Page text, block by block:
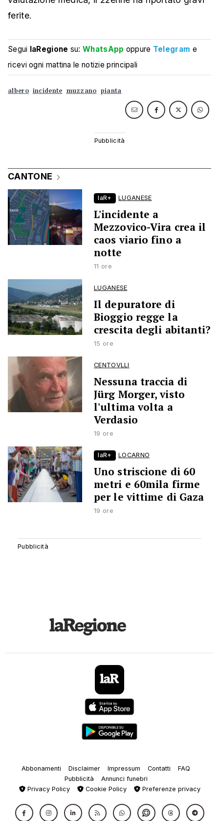
ferite.
Segui laRegione su:WhatsApp oppure Telegram e
ricevi ogni mattina le notizie principali
albero incidente muzzano pianta
CANTONE
laR+ LUGANESE
L'incidente a
Mezzovico-Vira crea il
caos viario fino a
notte
11 ore
LUGANESE
Il depuratore di
Bioggio regge la
crescita degli abitanti?
15 ore
CENTOVLLI
Nessuna traccia di
Jürg Morger, visto
l'ultima volta a
Verdasio
19 ore
laR+ LOCARNO
Uno striscione di 60
metri e 60mila firme
per le vittime di Gaza
19 ore
Abbonamenti Disclaimer Impressum Contatti
FAQ
Pubblicità
Annunci funebri
Privacy Policy
Cookie Policy Preferenze privacy